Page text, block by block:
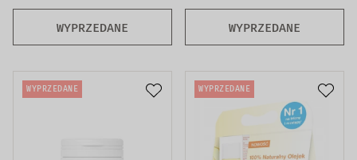
WYPRZEDANE WYPRZEDANE
WYPRZEDANE WYPRZEDANE